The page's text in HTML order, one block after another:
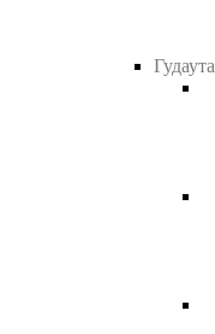
Гудаута